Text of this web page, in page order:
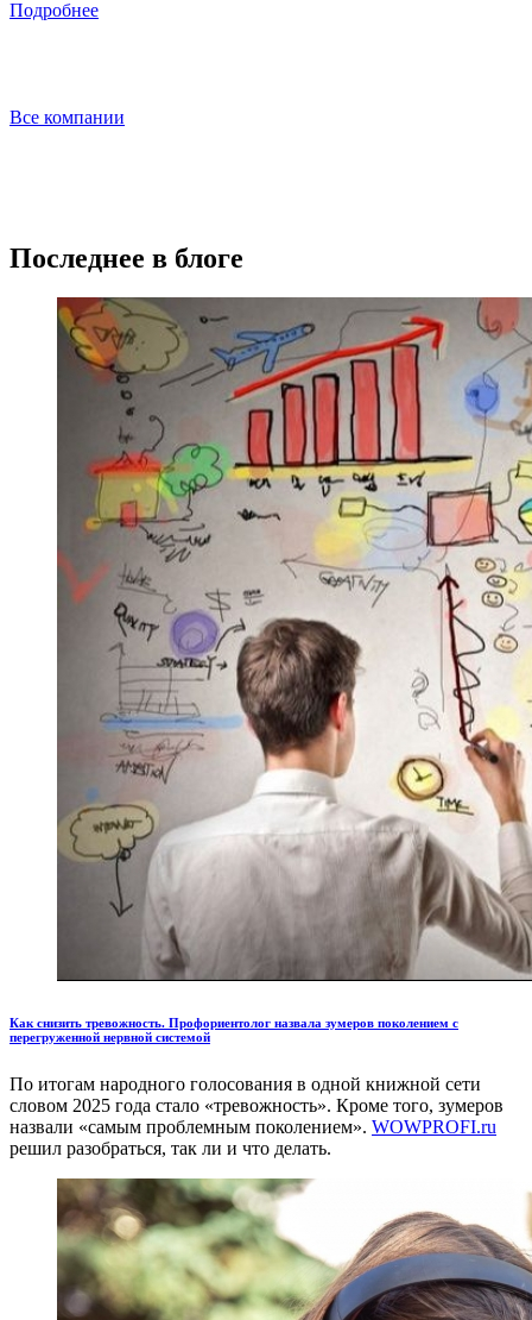
Подробнее
Все компании
Последнее в блоге
Как снизить тревожность. Профориентолог назвала зумеров поколением с
перегруженной нервной системой
По итогам народного голосования в одной книжной сети
словом 2025 года стало «тревожность». Кроме того, зумеров
назвали «самым проблемным поколением». WOWPROFI.ru
решил разобраться, так ли и что делать.